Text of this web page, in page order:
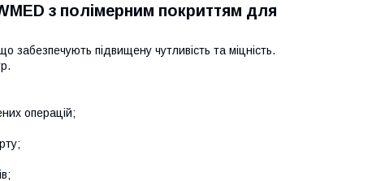
з полімерним покриттям для
забезпечують підвищену чутливість та міцність.
операцій;